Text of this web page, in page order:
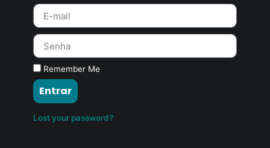
Remember Me
Entrar
Lost your password?